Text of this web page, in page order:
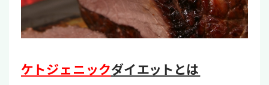
ケトジェニックダイエットとは